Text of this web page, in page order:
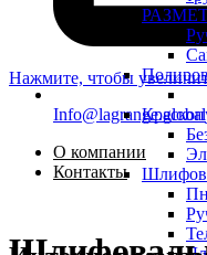
Info@lagrange.global
О компании
Контакты
Нажмите, чтобы